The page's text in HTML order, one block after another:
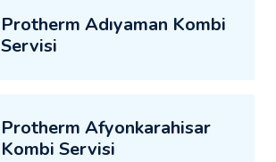
Protherm Adıyaman Kombi
Servisi
Protherm Afyonkarahisar
Kombi Servisi